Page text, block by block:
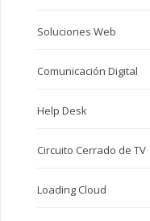
Soluciones Web
Comunicación Digital
Help Desk
Circuito Cerrado de TV
Loading Cloud